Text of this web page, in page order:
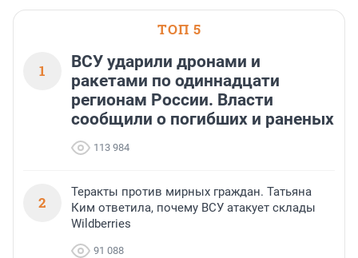
ТОП 5
1
ВСУ ударили дронами и
ракетами по одиннадцати
регионам России. Власти
сообщили о погибших и раненых
113 984
2
Теракты против мирных граждан. Татьяна
Ким ответила, почему ВСУ атакует склады
Wildberries
91 088